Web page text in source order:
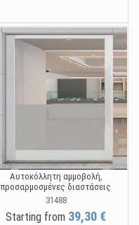
Αυτοκόλλητη αμμοβολή,
προσαρμοσμένες διαστάσεις
31488
Starting from 39,30 €